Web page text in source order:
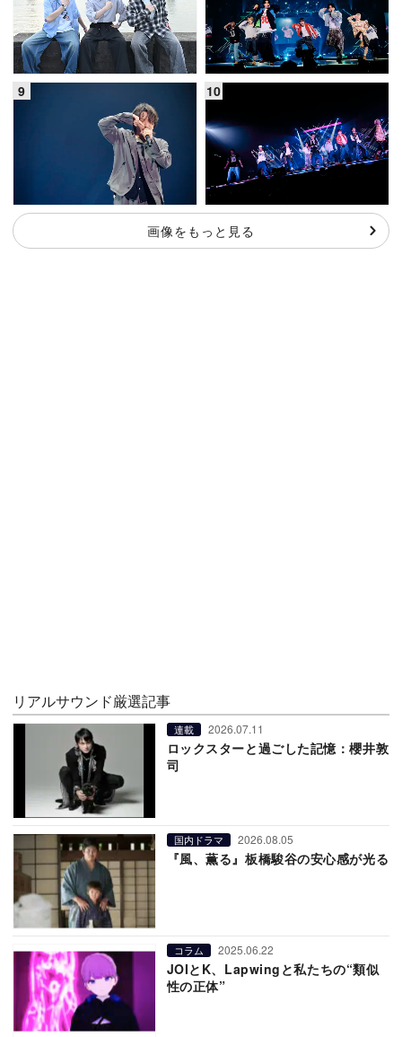
画像をもっと見る
リアルサウンド厳選記事
連載 2026.07.11
ロックスターと過ごした記憶：櫻井敦
司
国内ドラマ 2026.08.05
『風、薫る』板橋駿谷の安心感が光る
コラム 2025.06.22
JOIとK、Lapwingと私たちの“類似
性の正体”